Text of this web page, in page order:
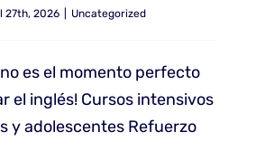
27th, 2026 Uncategorized
es el momento perfecto
el inglés! Cursos intensivos
y adolescentes Refuerzo